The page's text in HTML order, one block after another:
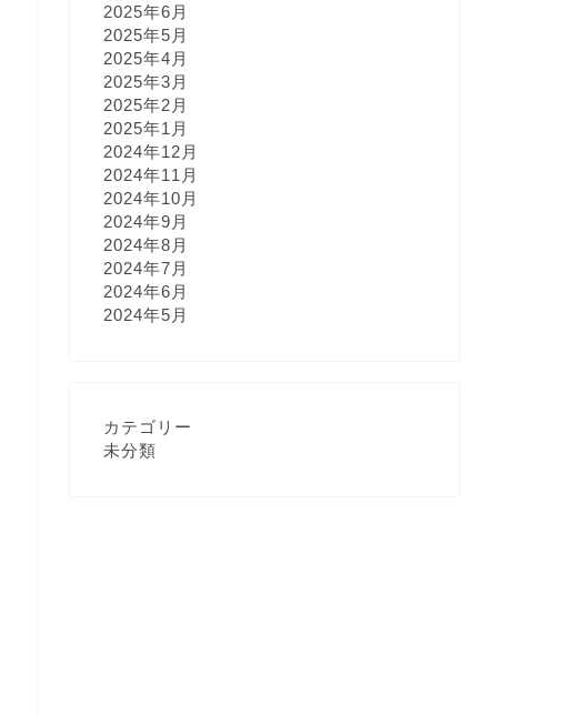
2025年6月
2025年5月
2025年4月
2025年3月
2025年2月
2025年1月
2024年12月
2024年11月
2024年10月
2024年9月
2024年8月
2024年7月
2024年6月
2024年5月
カテゴリー
未分類